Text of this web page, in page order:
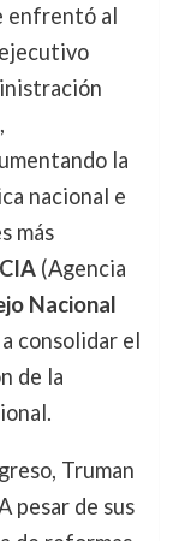
enfrentó al
la
nacional e
más
CIA(Agencia
Nacional
consolidar el
de la
Truman
pesar de sus